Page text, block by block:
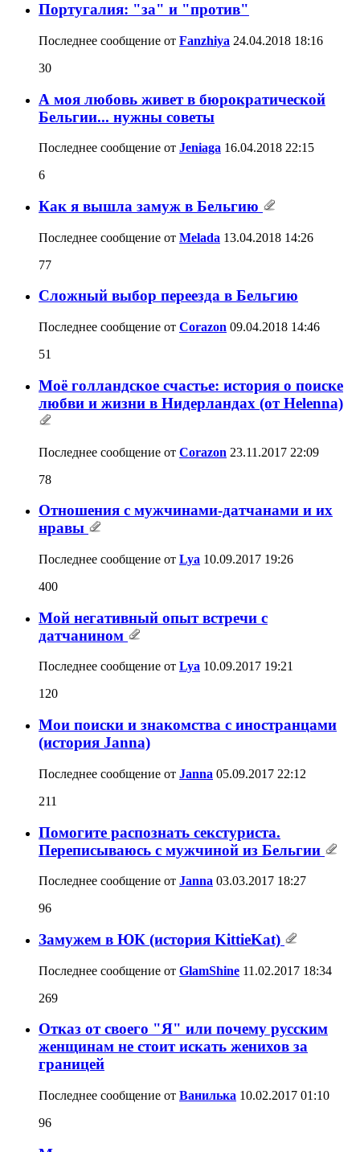
Португалия: "за" и "против"
Последнее сообщение от Fanzhiya 24.04.2018 18:16
30
А моя любовь живет в бюрократической
Бельгии... нужны советы
Последнее сообщение от Jeniaga 16.04.2018 22:15
6
Как я вышла замуж в Бельгию
Последнее сообщение от Melada 13.04.2018 14:26
77
Сложный выбор переезда в Бельгию
Последнее сообщение от Corazon 09.04.2018 14:46
51
Моё голландское счастье: история о поиске
любви и жизни в Нидерландах (от Helenna)
Последнее сообщение от Corazon 23.11.2017 22:09
78
Отношения с мужчинами-датчанами и их
нравы
Последнее сообщение от Lya 10.09.2017 19:26
400
Мой негативный опыт встречи с
датчанином
Последнее сообщение от Lya 10.09.2017 19:21
120
Мои поиски и знакомства с иностранцами
(история Janna)
Последнее сообщение от Janna 05.09.2017 22:12
211
Помогите распознать секстуриста.
Переписываюсь с мужчиной из Бельгии
Последнее сообщение от Janna 03.03.2017 18:27
96
Замужем в ЮК (история KittieKat)
Последнее сообщение от GlamShine 11.02.2017 18:34
269
Отказ от своего "Я" или почему русским
женщинам не стоит искать женихов за
границей
Последнее сообщение от Ванилька 10.02.2017 01:10
96